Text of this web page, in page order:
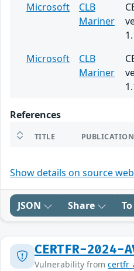
Microsoft
CLB
Mariner
Microsoft
CLB
Mariner
References
TITLE
Show details on source
JSON Share
CERTFR-2024-
Vulnerability from